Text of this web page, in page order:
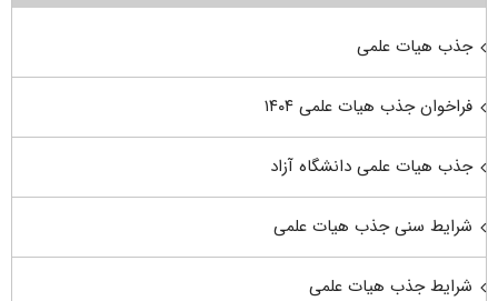
جذب هیات علمی
فراخوان جذب هیات علمی ۱۴۰۴
جذب هیات علمی دانشگاه آزاد
شرایط سنی جذب هیات علمی
شرایط جذب هیات علمی